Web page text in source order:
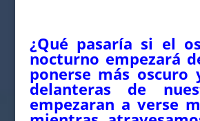
¿Qué pasaría si el
nocturno empezará
ponerse más oscuro
delanteras de
empezaran a verse